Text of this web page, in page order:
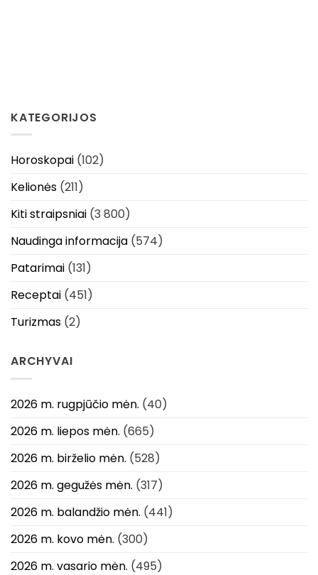
KATEGORIJOS
Horoskopai (102)
Kelionės (211)
Kiti straipsniai (3 800)
Naudinga informacija (574)
Patarimai (131)
Receptai (451)
Turizmas (2)
ARCHYVAI
2026 m. rugpjūčio mėn. (40)
2026 m. liepos mėn. (665)
2026 m. birželio mėn. (528)
2026 m. gegužės mėn. (317)
2026 m. balandžio mėn. (441)
2026 m. kovo mėn. (300)
2026 m. vasario mėn. (495)